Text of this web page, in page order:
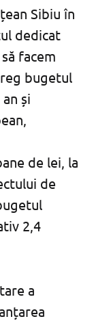
Sibiu în
dedicat
facem
bugetul
și
de lei, la
de
2,4
a